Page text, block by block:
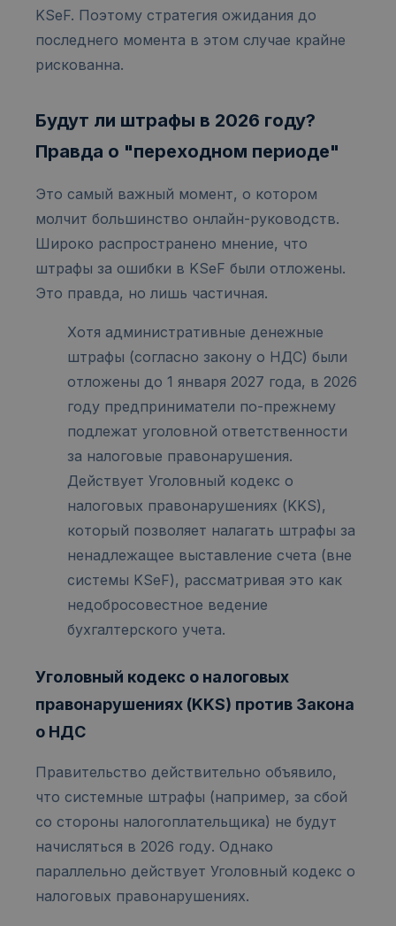
KSeF. Поэтому стратегия ожидания до
последнего момента в этом случае крайне
рискованна.
Будут ли штрафы в 2026 году?
Правда о "переходном периоде"
Это самый важный момент, о котором
молчит большинство онлайн-руководств.
Широко распространено мнение, что
штрафы за ошибки в KSeF были отложены.
Это правда, но лишь частичная.
Хотя административные денежные
штрафы (согласно закону о НДС) были
отложены до 1 января 2027 года, в 2026
году предприниматели по-прежнему
подлежат уголовной ответственности
за налоговые правонарушения.
Действует Уголовный кодекс о
налоговых правонарушениях (KKS),
который позволяет налагать штрафы за
ненадлежащее выставление счета (вне
системы KSeF), рассматривая это как
недобросовестное ведение
бухгалтерского учета.
Уголовный кодекс о налоговых
правонарушениях (KKS) против Закона
о НДС
Правительство действительно объявило,
что системные штрафы (например, за сбой
со стороны налогоплательщика) не будут
начисляться в 2026 году. Однако
параллельно действует Уголовный кодекс о
налоговых правонарушениях.